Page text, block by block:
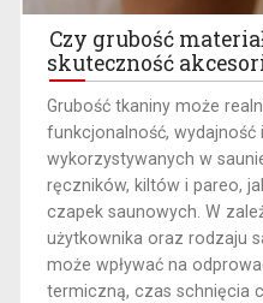
Czy grubość
skuteczność
Grubość tkaniny może
funkcjonalność, wydajność
wykorzystywanych w
ręczników, kiltów i pareo,
czapek saunowych. W
użytkownika oraz rodzaju
może wpływać na
termiczną, czas schnięcia